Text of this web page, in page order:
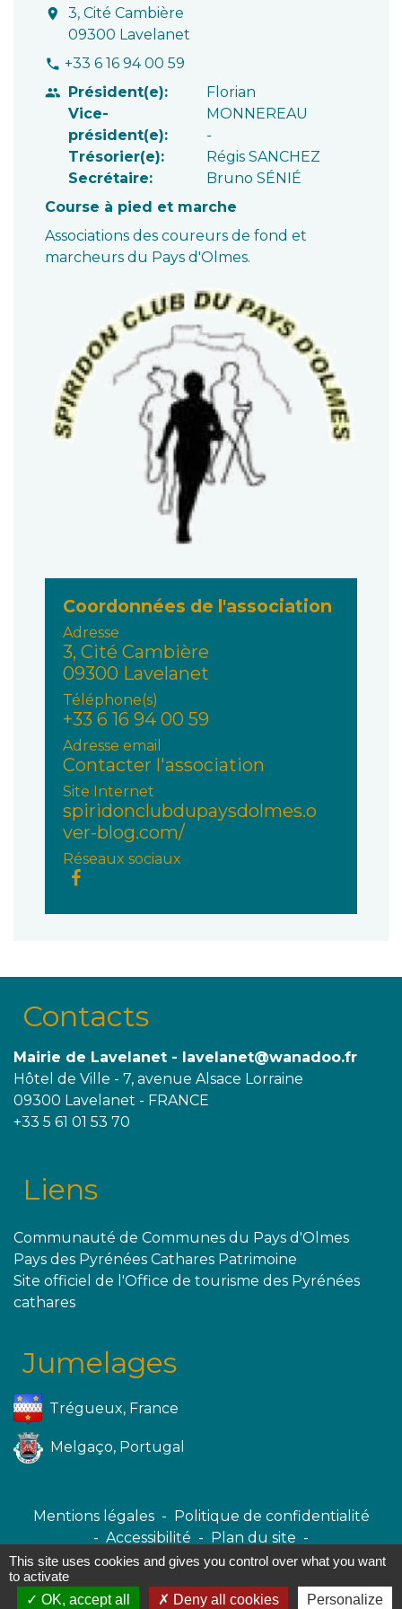
location_on
3, Cité Cambière
09300 Lavelanet
phone +33 6 16 94 00 59
people Président(e):
Vice-
président(e):
Trésorier(e):
Secrétaire:
Florian
MONNEREAU
-
Régis SANCHEZ
Bruno SÉNIÉ
Course à pied et marche
Associations des coureurs de fond et
marcheurs du Pays d'Olmes.
Coordonnées de l'association
Adresse
3, Cité Cambière
09300 Lavelanet
Téléphone(s)
+33 6 16 94 00 59
Adresse email
Contacter l'association
Site Internet
spiridonclubdupaysdolmes.o
ver-blog.com/
Réseaux sociaux
Contacts
Mairie de Lavelanet - lavelanet@wanadoo.fr
Hôtel de Ville - 7, avenue Alsace Lorraine
09300 Lavelanet - FRANCE
+33 5 61 01 53 70
Liens
Communauté de Communes du Pays d'Olmes
Pays des Pyrénées Cathares Patrimoine
Site officiel de l'Office de tourisme des Pyrénées
cathares
Jumelages
Trégueux, France
Melgaço, Portugal
Mentions légales - Politique de confidentialité
- Accessibilité - Plan du site -
Gestion des cookies
Site créé en partenariat avec Réseau des Communes
This site uses cookies and gives you control over what you want
to activate
OK, accept all
Deny all cookies Personalize